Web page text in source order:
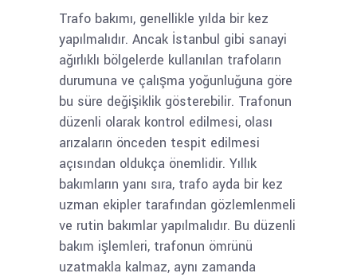
Trafo bakımı, genellikle yılda bir kez
yapılmalıdır. Ancak İstanbul gibi sanayi
ağırlıklı bölgelerde kullanılan trafoların
durumuna ve çalışma yoğunluğuna göre
bu süre değişiklik gösterebilir. Trafonun
düzenli olarak kontrol edilmesi, olası
arızaların önceden tespit edilmesi
açısından oldukça önemlidir. Yıllık
bakımların yanı sıra, trafo ayda bir kez
uzman ekipler tarafından gözlemlenmeli
ve rutin bakımlar yapılmalıdır. Bu düzenli
bakım işlemleri, trafonun ömrünü
uzatmakla kalmaz, aynı zamanda